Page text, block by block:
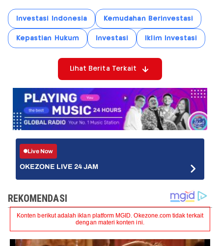
Investasi Indonesia Kemudahan Berinvestasi
Kepastian Hukum Investasi Iklim Investasi
Lihat Berita Terkait
Live Now
OKEZONE LIVE 24 JAM